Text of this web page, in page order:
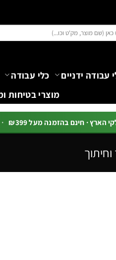
עבודה ידניים כלי עבודה
מוצרי בטיחות
· חינם בהזמנה מעל ₪399 ·